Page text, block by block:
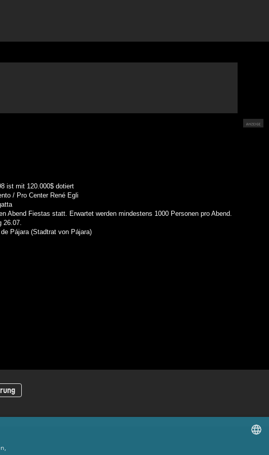
ist mit 120.000$ dotiert
/ Pro Center René Egli
Abend Fiestas statt. Erwartet werden mindestens 1000 Personen pro Abend.
26.07.
Pájara (Stadtrat von Pájara)